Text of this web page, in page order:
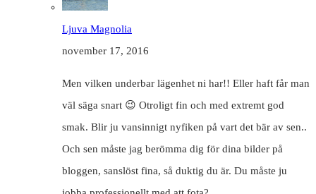
Ljuva Magnolia
november 17, 2016
Men vilken underbar lägenhet ni har!! Eller haft får man
väl säga snart 😉 Otroligt fin och med extremt god
smak. Blir ju vansinnigt nyfiken på vart det bär av sen..
Och sen måste jag berömma dig för dina bilder på
bloggen, sanslöst fina, så duktig du är. Du måste ju